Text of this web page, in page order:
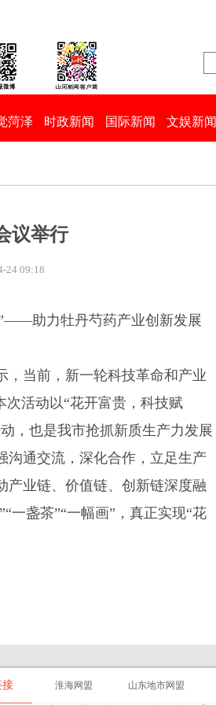
菏泽 时政新闻 国际新闻 文娱新闻
议举行
24 09:18
”——助力牡丹芍药产业创新发展
，当前，新一轮科技革命和产业
次活动以“花开富贵，科技赋
，也是我市抢抓新质生产力发展
沟通交流，深化合作，立足生产
产业链、价值链、创新链深度融
一盏茶”“一幅画”，真正实现“花
接 淮海网盟 山东地市网盟